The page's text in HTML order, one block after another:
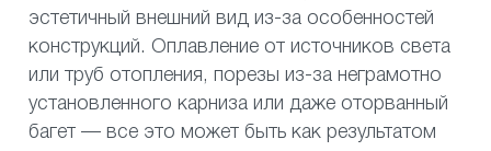
эстетичный внешний вид из-за особенностей
конструкций. Оплавление от источников света
или труб отопления, порезы из-за неграмотно
установленного карниза или даже оторванный
багет — все это может быть как результатом